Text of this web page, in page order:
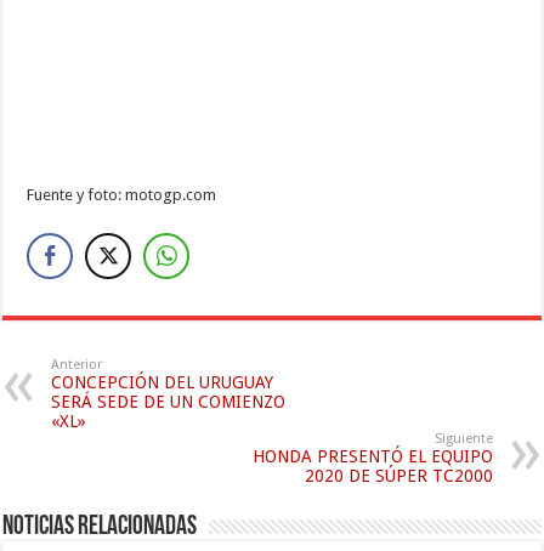
Fuente y foto: motogp.com
Anterior
CONCEPCIÓN DEL URUGUAY
SERÁ SEDE DE UN COMIENZO
«XL»
Siguiente
HONDA PRESENTÓ EL EQUIPO
2020 DE SÚPER TC2000
Noticias relacionadas